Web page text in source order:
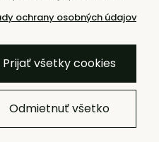
ochrany osobných údajov
Prijať všetky cookies
Odmietnuť všetko